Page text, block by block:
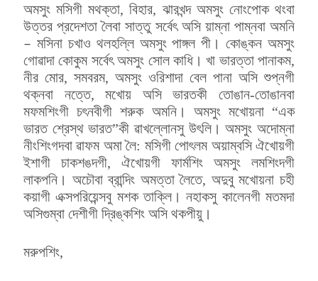
অমসুং মসিগী মথক্তা, বিহার, ঝারখন্দ অমসুং নোংপোক থংবা
উত্তর প্রদেশতা লৈবা সাত্তু সর্বেৎ অসি য়াম্না পাম্নবা অমনি
– মসিনা চখাও থলহল্লি অমসুং পাঙ্গল পী। কোঙ্কন অমসুং
গোৱাদা কোকুম সর্বেৎ অমসুং সোল কাধি। খা ভারত্তা পানাকম,
নীর মোর, সমবরম, অমসুং ওরিশাদা বেল পানা অসি শুপ্নগী
থক্নবা নত্তে, মখোয় অসি ভারতকী তোঙান-তোঙানবা
মফমশিংগী চৎনবীগী শরুক অমনি। অমসুং মখোয়না “এক
ভারত শ্রেস্থ ভারত”কী ৱাখল্লোনসু উৎলি। অমসুং অদোম্না
নীংশিংগদবা ৱাফম অমা লৈ: মসিগী পোৎলম অয়াম্বসি ঐখোয়গী
ইশাগী চাকশঙদগী, ঐখোয়গী ফার্মশিং অমসুং লমশিংদগী
লাকপনি। অচৌবা ব্রান্দিং অমত্তা লৈতে, অদুবু মখোয়না চহী
কয়াগী এক্সপরিয়েন্সবু মশক তাক্লি। নহাকসু কালেনগী মতমদা
অসিগুম্বা দেশীগী দ্রিঙ্কশিং অসি থকপীয়ু।
মরুপশিং,